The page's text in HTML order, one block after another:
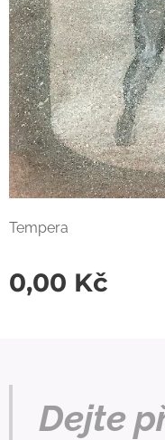
Tempera
0,00 Kč
Dejte